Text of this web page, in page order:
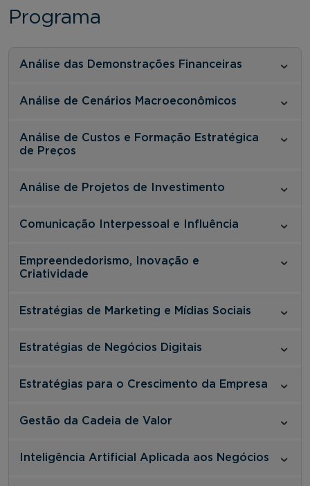
Programa
Análise das Demonstrações Financeiras
Análise de Cenários Macroeconômicos
Análise de Custos e Formação Estratégica
de Preços
Análise de Projetos de Investimento
Comunicação Interpessoal e Influência
Empreendedorismo, Inovação e
Criatividade
Estratégias de Marketing e Mídias Sociais
Estratégias de Negócios Digitais
Estratégias para o Crescimento da Empresa
Gestão da Cadeia de Valor
Inteligência Artificial Aplicada aos Negócios